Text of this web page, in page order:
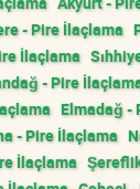
- Pire İlaçlama
İlaçlama
- Pire
Elmadağ -
- Pire İlaçlama
İlaçlama